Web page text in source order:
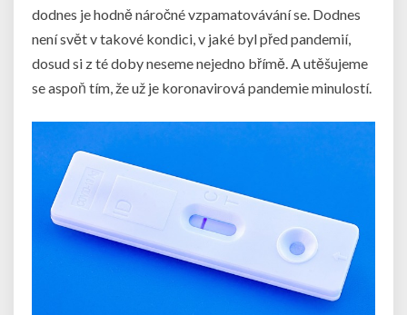
dodnes je hodně náročné vzpamatovávání se. Dodnes
není svět v takové kondici, v jaké byl před pandemií,
dosud si z té doby neseme nejedno břímě. A utěšujeme
se aspoň tím, že už je koronavirová pandemie minulostí.